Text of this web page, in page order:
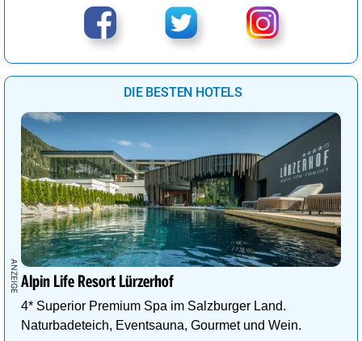
DIE BESTEN HOTELS
Alpin Life Resort Lürzerhof
4* Superior Premium Spa im Salzburger Land.
Naturbadeteich, Eventsauna, Gourmet und Wein.